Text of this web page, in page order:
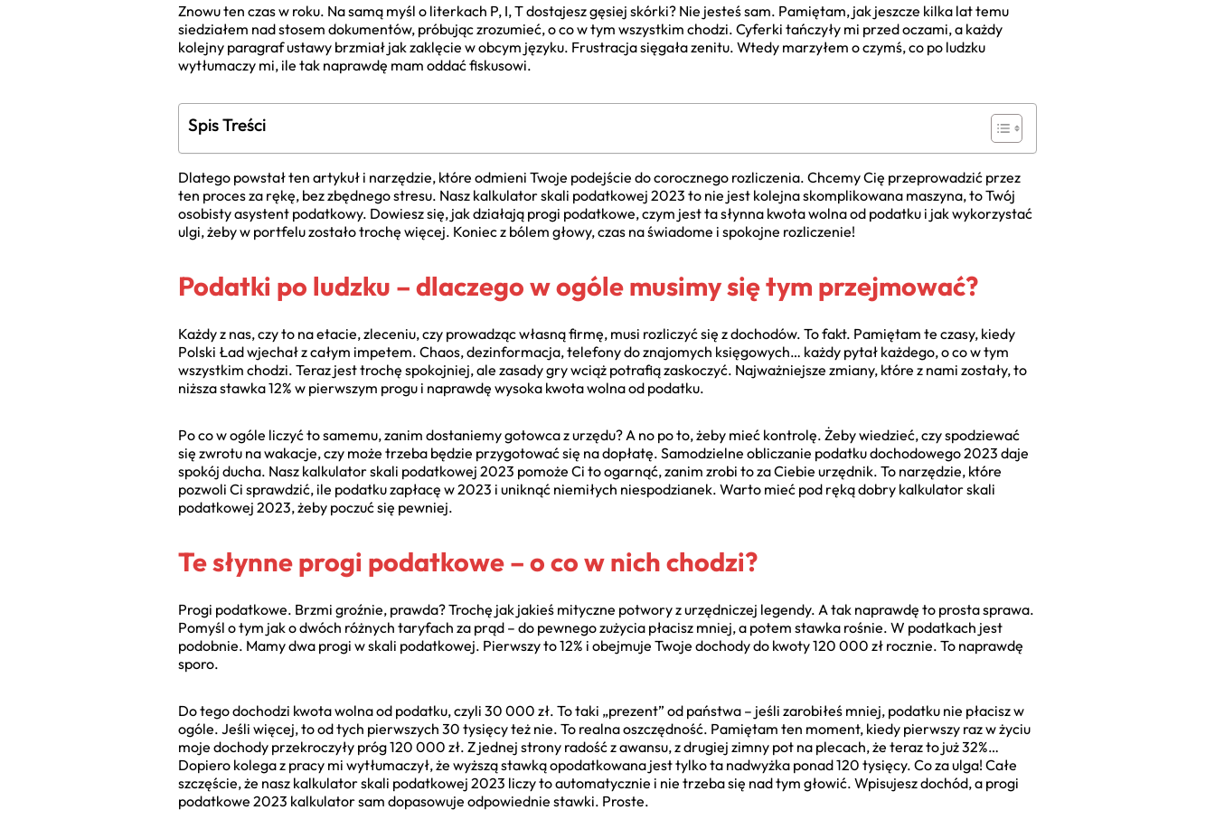
Znowu ten czas w roku. Na samą myśl o literkach P, I, T dostajesz gęsiej skórki? Nie jesteś sam. Pamiętam, jak jeszcze kilka lat temu
siedziałem nad stosem dokumentów, próbując zrozumieć, o co w tym wszystkim chodzi. Cyferki tańczyły mi przed oczami, a każdy
kolejny paragraf ustawy brzmiał jak zaklęcie w obcym języku. Frustracja sięgała zenitu. Wtedy marzyłem o czymś, co po ludzku
wytłumaczy mi, ile tak naprawdę mam oddać fiskusowi.
Spis Treści
Dlatego powstał ten artykuł i narzędzie, które odmieni Twoje podejście do corocznego rozliczenia. Chcemy Cię przeprowadzić przez
ten proces za rękę, bez zbędnego stresu. Nasz kalkulator skali podatkowej 2023 to nie jest kolejna skomplikowana maszyna, to Twój
osobisty asystent podatkowy. Dowiesz się, jak działają progi podatkowe, czym jest ta słynna kwota wolna od podatku i jak wykorzystać
ulgi, żeby w portfelu zostało trochę więcej. Koniec z bólem głowy, czas na świadome i spokojne rozliczenie!
Podatki po ludzku – dlaczego w ogóle musimy się tym przejmować?
Każdy z nas, czy to na etacie, zleceniu, czy prowadząc własną firmę, musi rozliczyć się z dochodów. To fakt. Pamiętam te czasy, kiedy
Polski Ład wjechał z całym impetem. Chaos, dezinformacja, telefony do znajomych księgowych… każdy pytał każdego, o co w tym
wszystkim chodzi. Teraz jest trochę spokojniej, ale zasady gry wciąż potrafią zaskoczyć. Najważniejsze zmiany, które z nami zostały, to
niższa stawka 12% w pierwszym progu i naprawdę wysoka kwota wolna od podatku.
Po co w ogóle liczyć to samemu, zanim dostaniemy gotowca z urzędu? A no po to, żeby mieć kontrolę. Żeby wiedzieć, czy spodziewać
się zwrotu na wakacje, czy może trzeba będzie przygotować się na dopłatę. Samodzielne obliczanie podatku dochodowego 2023 daje
spokój ducha. Nasz kalkulator skali podatkowej 2023 pomoże Ci to ogarnąć, zanim zrobi to za Ciebie urzędnik. To narzędzie, które
pozwoli Ci sprawdzić, ile podatku zapłacę w 2023 i uniknąć niemiłych niespodzianek. Warto mieć pod ręką dobry kalkulator skali
podatkowej 2023, żeby poczuć się pewniej.
Te słynne progi podatkowe – o co w nich chodzi?
Progi podatkowe. Brzmi groźnie, prawda? Trochę jak jakieś mityczne potwory z urzędniczej legendy. A tak naprawdę to prosta sprawa.
Pomyśl o tym jak o dwóch różnych taryfach za prąd – do pewnego zużycia płacisz mniej, a potem stawka rośnie. W podatkach jest
podobnie. Mamy dwa progi w skali podatkowej. Pierwszy to 12% i obejmuje Twoje dochody do kwoty 120 000 zł rocznie. To naprawdę
sporo.
Do tego dochodzi kwota wolna od podatku, czyli 30 000 zł. To taki „prezent” od państwa – jeśli zarobiłeś mniej, podatku nie płacisz w
ogóle. Jeśli więcej, to od tych pierwszych 30 tysięcy też nie. To realna oszczędność. Pamiętam ten moment, kiedy pierwszy raz w życiu
moje dochody przekroczyły próg 120 000 zł. Z jednej strony radość z awansu, z drugiej zimny pot na plecach, że teraz to już 32%…
Dopiero kolega z pracy mi wytłumaczył, że wyższą stawką opodatkowana jest tylko ta nadwyżka ponad 120 tysięcy. Co za ulga! Całe
szczęście, że nasz kalkulator skali podatkowej 2023 liczy to automatycznie i nie trzeba się nad tym głowić. Wpisujesz dochód, a progi
podatkowe 2023 kalkulator sam dopasowuje odpowiednie stawki. Proste.